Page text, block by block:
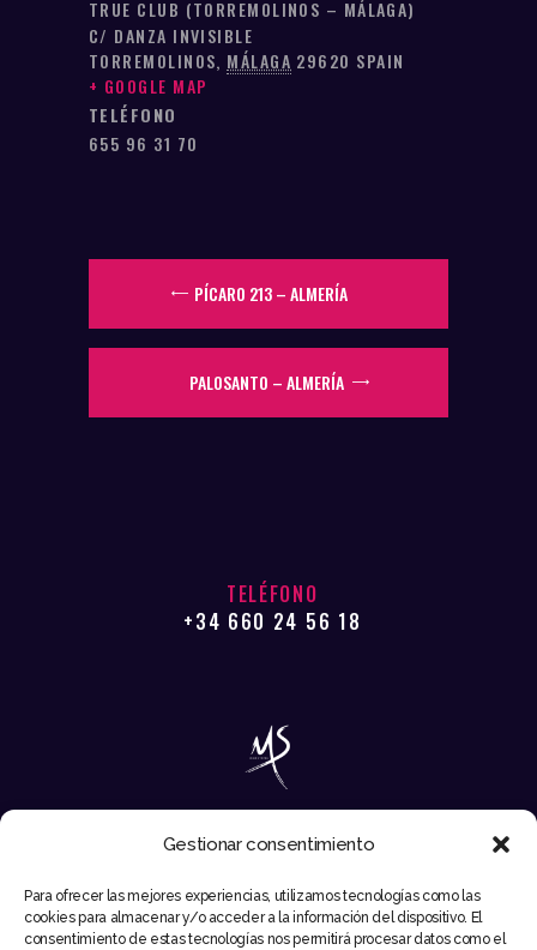
Gestionar consentimiento
Para ofrecer las mejores experiencias, utilizamos tecnologías como las
cookies para almacenar y/o acceder a la información del dispositivo. El
consentimiento de estas tecnologías nos permitirá procesar datos como el
TRUE CLUB (TORREMOLINOS – MÁLAGA)
C/ DANZA INVISIBLE
TORREMOLINOS, MÁLAGA 29620 SPAIN
+ GOOGLE MAP
TELÉFONO
655 96 31 70
PÍCARO 213 – ALMERÍA
PALOSANTO – ALMERÍA
TELÉFONO
+34 660 24 56 18
EMAIL
INFO@MIKESYNTEC.COM